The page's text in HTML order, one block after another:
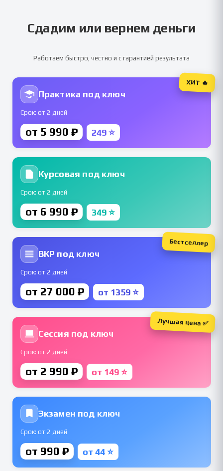
Сдадим или вернем деньги
Работаем быстро, честно и с гарантией результата
Практика под ключ
Срок: от 2 дней
от 5 990 ₽ 249 ⭐
ХИТ 🔥
Курсовая под ключ
Срок: от 2 дней
от 6 990 ₽ 349 ⭐
ВКР под ключ
Срок: от 2 дней
от 27 000 ₽ от 1359 ⭐
Бестселлер
Сессия под ключ
Срок: от 2 дней
от 2 990 ₽ от 149 ⭐
Лучшая цена ✅
Экзамен под ключ
Срок: от 2 дней
от 990 ₽ от 44 ⭐